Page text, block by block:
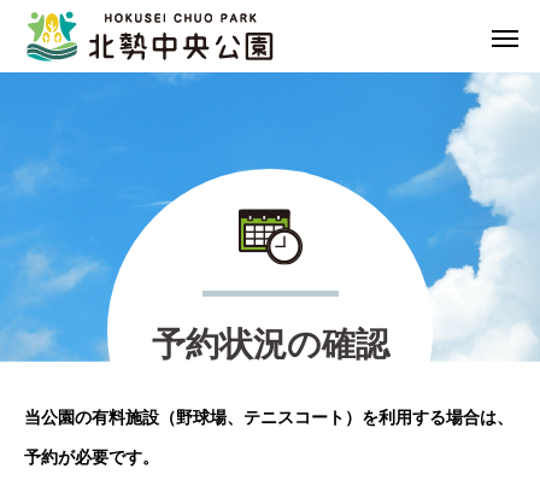
予約状況の確認
当公園の有料施設（野球場、テニスコート）を利用する場合は、
予約が必要です。